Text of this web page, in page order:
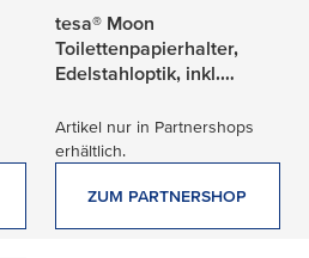
tesa® Moon
Toilettenpapierhalter,
Edelstahloptik, inkl.
Artikel nur in Partnershops
erhältlich.
ZUM PARTNERSHOP